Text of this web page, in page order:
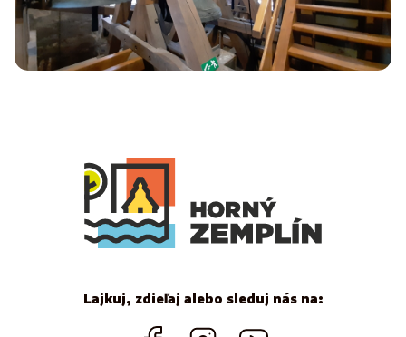
Lajkuj, zdieľaj alebo sleduj nás na: